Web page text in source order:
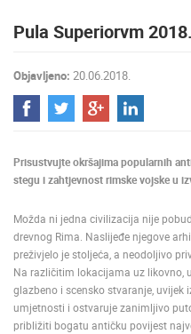
WEB
KAMERE
TERMS OF
USE
PRIVACY
BANERI
HRVATSKI
ENGLISH
Pula Superiorvm 2018.
Objavljeno: 20.06.2018.
Prisustvujte okršajima popularnih
stegu i zahtjevnost rimske vojske u
Možda ni jedna ‪‎civilizacija nije
drevnog Rima. Naslijeđe njegove
preživjelo je stoljeća, a neodoljivo
Na različitim lokacijama uz likovno,
glazbeno i scensko stvaranje,
umjetnosti i ostvaruje zanimljivo
približiti bogatu antičku povijest